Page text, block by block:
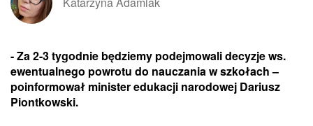
- Za 2-3 tygodnie będziemy podejmowali decyzje ws.
ewentualnego powrotu do nauczania w szkołach –
poinformował minister edukacji narodowej Dariusz
Piontkowski.